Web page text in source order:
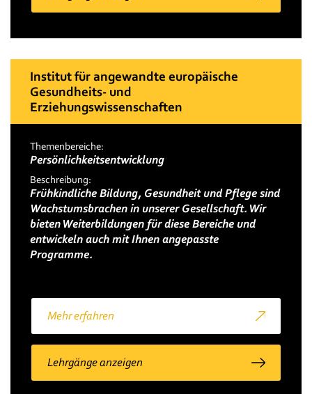
Institut für angewandte europäische
Gesundheits- und
Erziehungswissenschaften
Themenbereiche:
Persönlichkeitsentwicklung
Beschreibung:
Frühkindliche Bildung, Gesundheit und Pflege sind
Wachstumsbrachen in unserer Gesellschaft. Wir
bieten Weiterbildungen für diese Bereiche und
entwickeln auch mit Ihnen angepasste
Programme.
Mehr erfahren
Lehrgänge anzeigen